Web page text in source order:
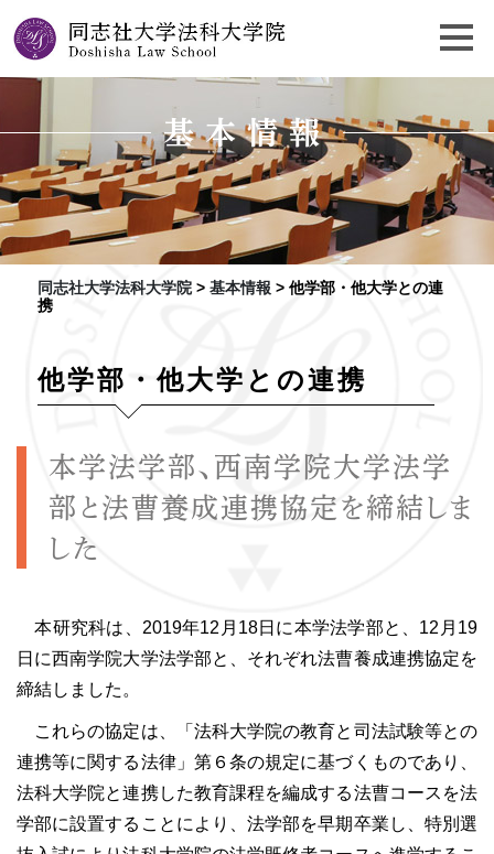
基本情報
同志社大学法科大学院> 基本情報 > 他学部・他大学との連
携
他学部・他大学との連携
本学法学部、西南学院大学法学
部と法曹養成連携協定を締結しま
した
本研究科は、2019年12月18日に本学法学部と、12月19
日に西南学院大学法学部と、それぞれ法曹養成連携協定を
締結しました。
これらの協定は、「法科大学院の教育と司法試験等との
連携等に関する法律」第６条の規定に基づくものであり、
法科大学院と連携した教育課程を編成する法曹コースを法
学部に設置することにより、法学部を早期卒業し、特別選